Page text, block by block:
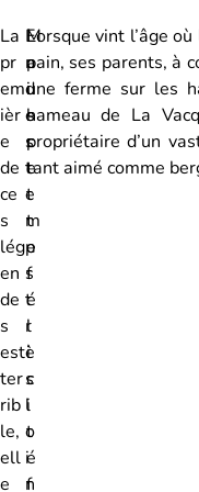
La
pr
em
ièr
e
de
ce
s
lég
en
de
s
est
ter
rib
le,
ell
e
E
n
d
e
s
t
e
m
p
s
t
r
è
s
l
o
i
n
M
a
i
s
c
e
t
t
e
f
é
l
i
c
i
t
é
f
Lorsque vint l’âge
pain, ses parents, à
une ferme sur les
hameau de La
propriétaire d’un
tant aimé comme